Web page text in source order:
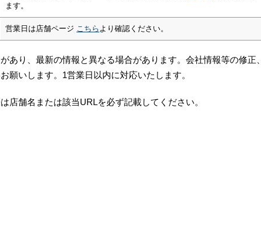
ます。
営業日は店舗ページ こちら より確認ください。
あり、最新の情報と異なる場合があります。会社情報等の修正、
願いします。1営業日以内に対応いたします。
店舗名または該当URLを必ず記載してください。